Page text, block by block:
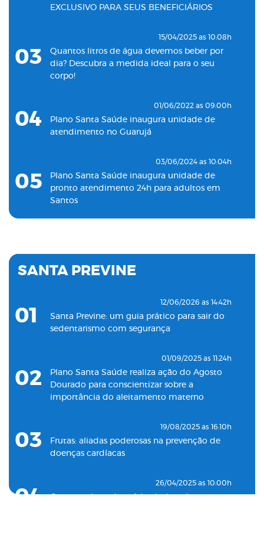
EXCLUSIVO PARA SEUS BENEFICIÁRIOS
03
15/04/2025 as 10:08h
Quantos litros de água devemos beber por
dia? Descubra a medida ideal para o seu
corpo!
04
01/06/2022 as 09:00h
Plano Santa Saúde inaugura unidade de
atendimento no Guarujá
05
03/06/2024 as 10:04h
Plano Santa Saúde inaugura unidade de
pronto atendimento 24h para adultos em
Santos
Clínica Santa Saúde inaugurará unidade no
município de Guarujá
Santa Saúde Consultas inaugura nova
unidade de coleta laboratorial em conjunto
com o Plano Santa Casa Saúde
SANTA PREVINE
01
12/06/2026 as 14:42h
Santa Previne: um guia prático para sair do
sedentarismo com segurança
02
01/09/2025 as 11:24h
Plano Santa Saúde realiza ação do Agosto
Dourado para conscientizar sobre a
importância do aleitamento materno
03
19/08/2025 as 16:10h
Frutas: aliadas poderosas na prevenção de
doenças cardíacas
04
26/04/2025 as 10:00h